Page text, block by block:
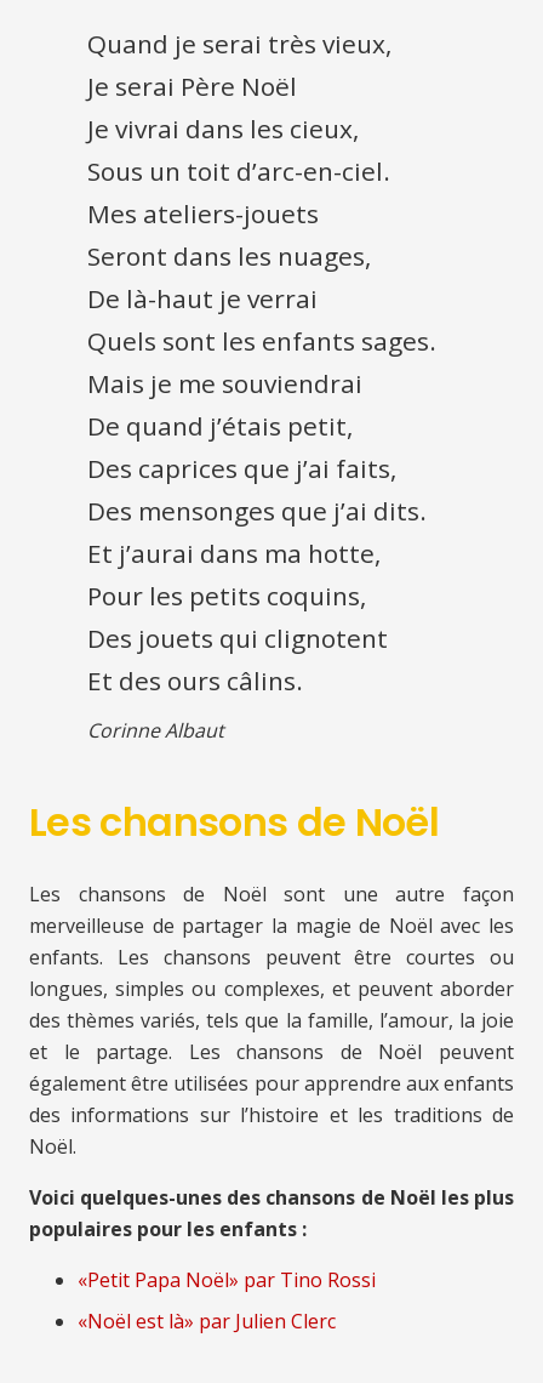
Quand je serai très vieux,
Je serai Père Noël
Je vivrai dans les cieux,
Sous un toit d’arc-en-ciel.
Mes ateliers-jouets
Seront dans les nuages,
De là-haut je verrai
Quels sont les enfants sages.
Mais je me souviendrai
De quand j’étais petit,
Des caprices que j’ai faits,
Des mensonges que j’ai dits.
Et j’aurai dans ma hotte,
Pour les petits coquins,
Des jouets qui clignotent
Et des ours câlins.
Corinne Albaut
Les chansons de Noël
Les chansons de Noël sont une autre façon
merveilleuse de partager la magie de Noël avec les
enfants. Les chansons peuvent être courtes ou
longues, simples ou complexes, et peuvent aborder
des thèmes variés, tels que la famille, l’amour, la joie
et le partage. Les chansons de Noël peuvent
également être utilisées pour apprendre aux enfants
des informations sur l’histoire et les traditions de
Noël.
Voici quelques-unes des chansons de Noël les plus
populaires pour les enfants :
«Petit Papa Noël» par Tino Rossi
«Noël est là» par Julien Clerc